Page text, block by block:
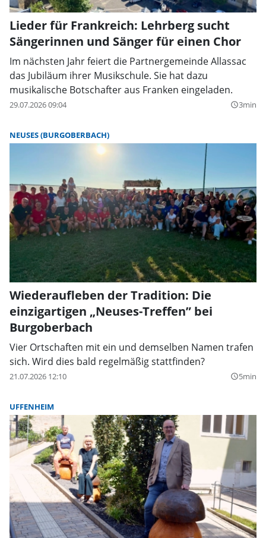
Lieder für Frankreich: Lehrberg sucht
Sängerinnen und Sänger für einen Chor
Im nächsten Jahr feiert die Partnergemeinde Allassac
das Jubiläum ihrer Musikschule. Sie hat dazu
musikalische Botschafter aus Franken eingeladen.
29.07.2026 09:04 query_builder3min
NEUSES (BURGOBERBACH)
Wiederaufleben der Tradition: Die
einzigartigen „Neuses-Treffen” bei
Burgoberbach
Vier Ortschaften mit ein und demselben Namen trafen
sich. Wird dies bald regelmäßig stattfinden?
21.07.2026 12:10 query_builder5min
UFFENHEIM